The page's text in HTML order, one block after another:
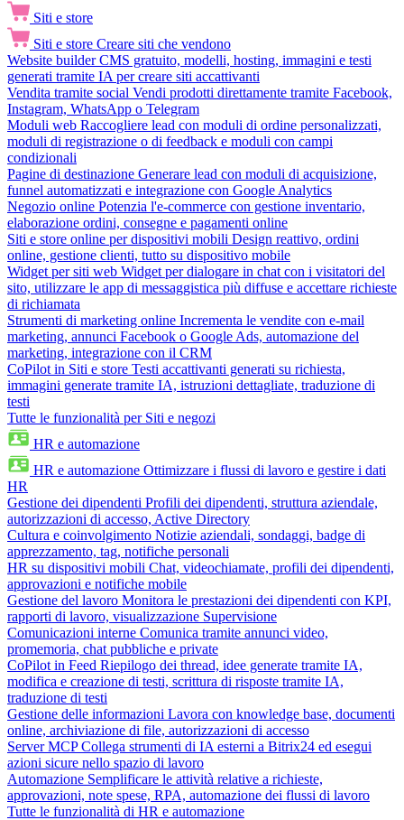
Siti e store
Siti e store Creare siti che vendono
Website builder CMS gratuito, modelli, hosting, immagini e testi
generati tramite IA per creare siti accattivanti
Vendita tramite social Vendi prodotti direttamente tramite Facebook,
Instagram, WhatsApp o Telegram
Moduli web Raccogliere lead con moduli di ordine personalizzati,
moduli di registrazione o di feedback e moduli con campi
condizionali
Pagine di destinazione Generare lead con moduli di acquisizione,
funnel automatizzati e integrazione con Google Analytics
Negozio online Potenzia l'e-commerce con gestione inventario,
elaborazione ordini, consegne e pagamenti online
Siti e store online per dispositivi mobili Design reattivo, ordini
online, gestione clienti, tutto su dispositivo mobile
Widget per siti web Widget per dialogare in chat con i visitatori del
sito, utilizzare le app di messaggistica più diffuse e accettare richieste
di richiamata
Strumenti di marketing online Incrementa le vendite con e-mail
marketing, annunci Facebook o Google Ads, automazione del
marketing, integrazione con il CRM
CoPilot in Siti e store Testi accattivanti generati su richiesta,
immagini generate tramite IA, istruzioni dettagliate, traduzione di
testi
Tutte le funzionalità per Siti e negozi
HR e automazione
HR e automazione Ottimizzare i flussi di lavoro e gestire i dati
HR
Gestione dei dipendenti Profili dei dipendenti, struttura aziendale,
autorizzazioni di accesso, Active Directory
Cultura e coinvolgimento Notizie aziendali, sondaggi, badge di
apprezzamento, tag, notifiche personali
HR su dispositivi mobili Chat, videochiamate, profili dei dipendenti,
approvazioni e notifiche mobile
Gestione del lavoro Monitora le prestazioni dei dipendenti con KPI,
rapporti di lavoro, visualizzazione Supervisione
Comunicazioni interne Comunica tramite annunci video,
promemoria, chat pubbliche e private
CoPilot in Feed Riepilogo dei thread, idee generate tramite IA,
modifica e creazione di testi, scrittura di risposte tramite IA,
traduzione di testi
Gestione delle informazioni Lavora con knowledge base, documenti
online, archiviazione di file, autorizzazioni di accesso
Server MCP Collega strumenti di IA esterni a Bitrix24 ed esegui
azioni sicure nello spazio di lavoro
Automazione Semplificare le attività relative a richieste,
approvazioni, note spese, RPA, automazione dei flussi di lavoro
Tutte le funzionalità di HR e automazione